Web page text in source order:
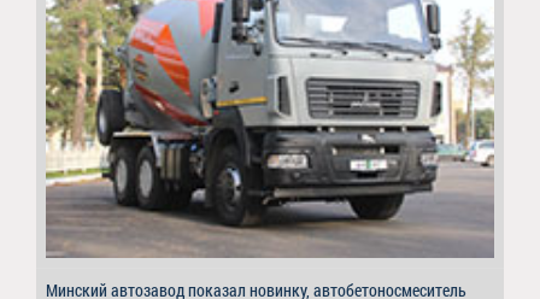
Минский автозавод показал новинку, автобетоносмеситель